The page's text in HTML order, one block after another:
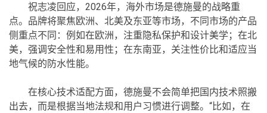
祝志凌回应，2026年，海外市场是德施曼的战略重
点。品牌将聚焦欧洲、北美及东亚等市场，不同市场的产品
侧重点不同：例如在欧洲，注重隐私保护和设计美学；在北
美，强调安全性和易用性；在东南亚，关注性价比和适应当
地气候的防水性能。
在核心技术适配方面，德施曼不会简单把国内技术照搬
出去，而是根据当地法规和用户习惯进行调整。“比如，在